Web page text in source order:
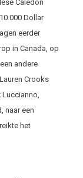
Caledon
Dollar
eerder
in Canada, op
andere
Crooks
Luccianno,
naar een
het